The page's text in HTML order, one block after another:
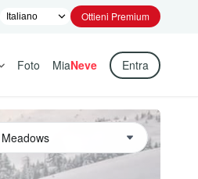
Ottieni Premium
Foto MiaNeve Entra